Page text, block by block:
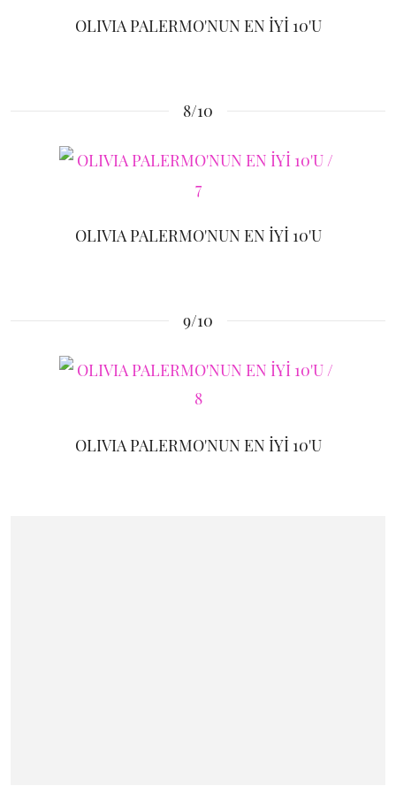
OLIVIA PALERMO'NUN EN İYİ 10'U
8/10
OLIVIA PALERMO'NUN EN İYİ 10'U
9/10
OLIVIA PALERMO'NUN EN İYİ 10'U